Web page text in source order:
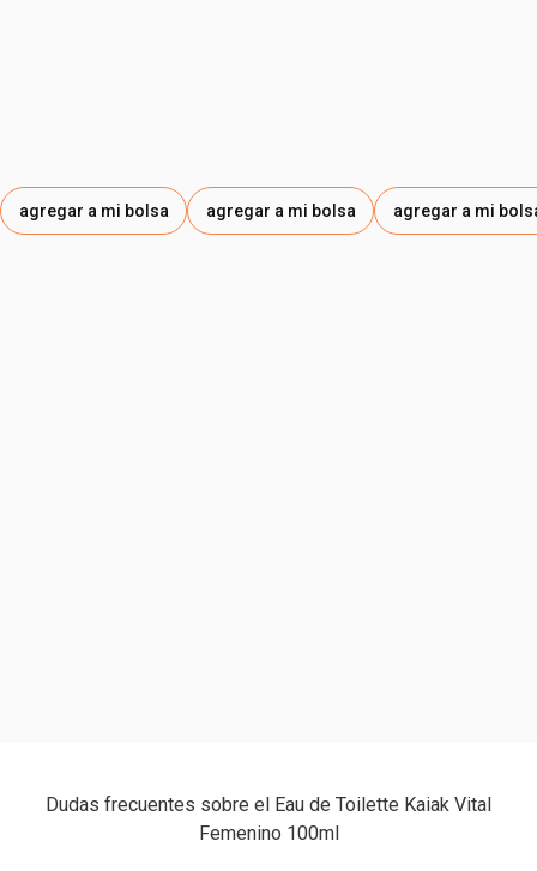
agregar a mi bolsa agregar a mi bolsa agregar a mi
Dudas frecuentes sobre el Eau de Toilette Kaiak Vital
Femenino 100ml